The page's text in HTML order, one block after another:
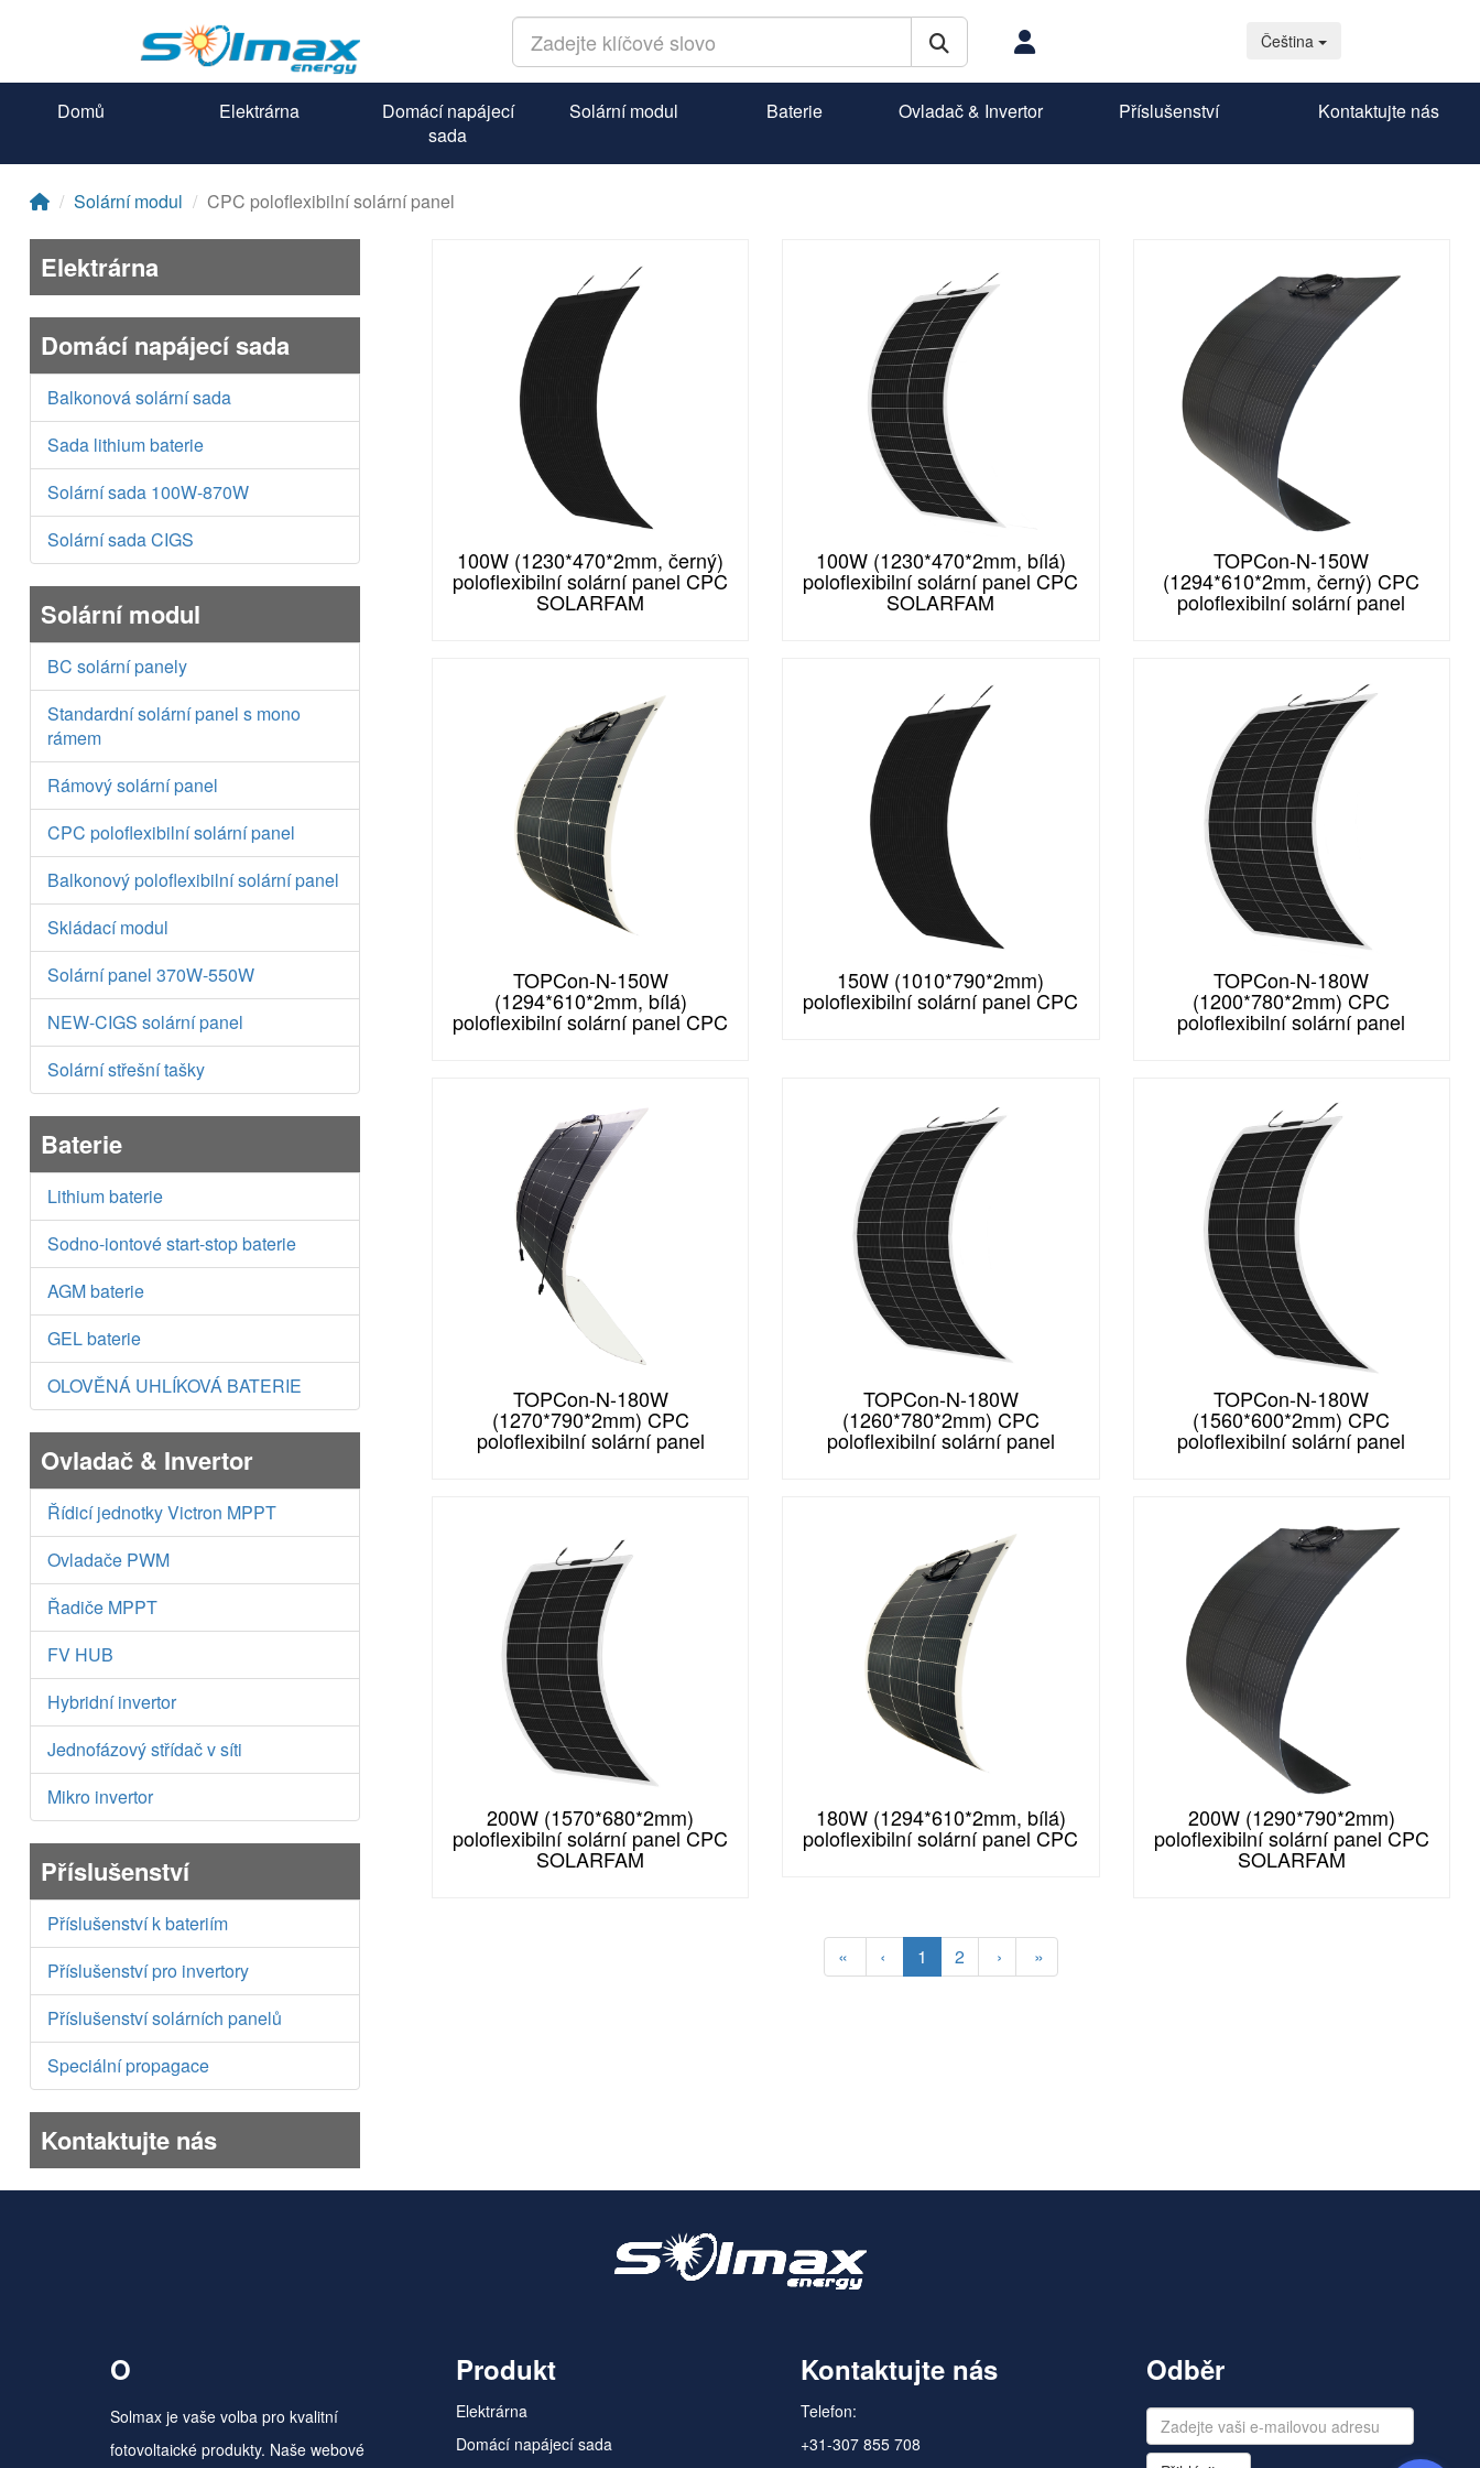
Čeština
Domů Elektrárna
Domácí napájecí
sada
Solární modul Baterie Ovladač & Invertor Příslušenství Kontaktujte nás
Solární modul CPC poloflexibilní solární panel
Elektrárna
Domácí napájecí sada
Balkonová solární sada
Sada lithium baterie
Solární sada 100W-870W
Solární sada CIGS
Solární modul
BC solární panely
Standardní solární panel s mono
rámem
Rámový solární panel
CPC poloflexibilní solární panel
Balkonový poloflexibilní solární panel
Skládací modul
Solární panel 370W-550W
NEW-CIGS solární panel
Solární střešní tašky
Baterie
Lithium baterie
Sodno-iontové start-stop baterie
AGM baterie
GEL baterie
OLOVĚNÁ UHLÍKOVÁ BATERIE
Ovladač & Invertor
Řídicí jednotky Victron MPPT
Ovladače PWM
Řadiče MPPT
FV HUB
Hybridní invertor
Jednofázový střídač v síti
Mikro invertor
Příslušenství
Příslušenství k bateriím
Příslušenství pro invertory
Příslušenství solárních panelů
Speciální propagace
Kontaktujte nás
100W (1230*470*2mm, černý)
poloflexibilní solární panel CPC
SOLARFAM
100W (1230*470*2mm, bílá)
poloflexibilní solární panel CPC
SOLARFAM
TOPCon-N-150W
(1294*610*2mm, černý) CPC
poloflexibilní solární panel
TOPCon-N-150W
(1294*610*2mm, bílá)
poloflexibilní solární panel CPC
150W (1010*790*2mm)
poloflexibilní solární panel CPC
TOPCon-N-180W
(1200*780*2mm) CPC
poloflexibilní solární panel
TOPCon-N-180W
(1270*790*2mm) CPC
poloflexibilní solární panel
TOPCon-N-180W
(1260*780*2mm) CPC
poloflexibilní solární panel
TOPCon-N-180W
(1560*600*2mm) CPC
poloflexibilní solární panel
200W (1570*680*2mm)
poloflexibilní solární panel CPC
SOLARFAM
180W (1294*610*2mm, bílá)
poloflexibilní solární panel CPC
200W (1290*790*2mm)
poloflexibilní solární panel CPC
SOLARFAM
« ‹ 1 2 › »
O
Solmax je vaše volba pro kvalitní
fotovoltaické produkty. Naše webové
Produkt
Elektrárna
Domácí napájecí sada
Kontaktujte nás
Telefon:
+31-307 855 708
Odběr